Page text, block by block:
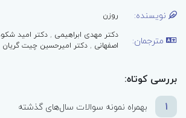
نویسنده: روزن
مترجمان: دکتر مهدی ابراهیمی ,دکتر امید
اصفهانی ,دکتر امیرحسین چیت گریان
بررسی کوتاه:
1
بهمراه نمونه سوالات سال‌های گذشته